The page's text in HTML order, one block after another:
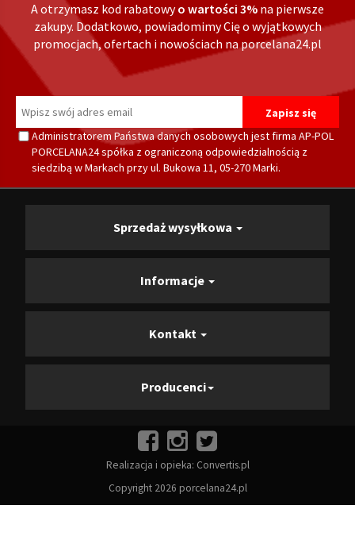
A otrzymasz kod rabatowyo wartości 3% na pierwsze
zakupy. Dodatkowo, powiadomimy Cię o wyjątkowych
promocjach, ofertach i nowościach na porcelana24.pl
Administratorem Państwa danych osobowych jest firma AP-POL
PORCELANA24 spółka z ograniczoną odpowiedzialnością z
siedzibą w Markach przy ul. Bukowa 11, 05-270 Marki.
Sprzedaż wysyłkowa
Informacje
Kontakt
Producenci
Realizacja i opieka: Convertis.pl
Copyright 2026 porcelana24.pl